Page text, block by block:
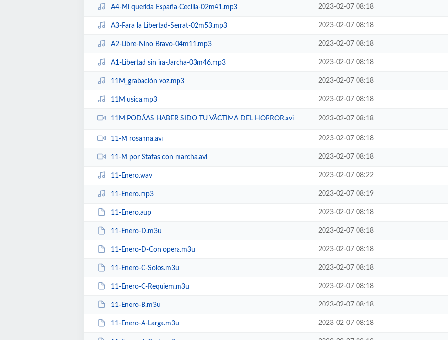
A4-Mi querida España-Cecilia-02m41.mp3 2023-02-07 08:18
A3-Para la Libertad-Serrat-02m53.mp3 2023-02-07 08:18
A2-Libre-Nino Bravo-04m11.mp3 2023-02-07 08:18
A1-Libertad sin ira-Jarcha-03m46.mp3 2023-02-07 08:18
11M_grabación voz.mp3 2023-02-07 08:18
11M usica.mp3 2023-02-07 08:18
11M PODÃAS HABER SIDO TU VÃCTIMA DEL HORROR.avi 2023-02-07 08:18
11-M rosanna.avi 2023-02-07 08:18
11-M por Stafas con marcha.avi 2023-02-07 08:18
11-Enero.wav 2023-02-07 08:22
11-Enero.mp3 2023-02-07 08:19
11-Enero.aup 2023-02-07 08:18
11-Enero-D.m3u 2023-02-07 08:18
11-Enero-D-Con opera.m3u 2023-02-07 08:18
11-Enero-C-Solos.m3u 2023-02-07 08:18
11-Enero-C-Requiem.m3u 2023-02-07 08:18
11-Enero-B.m3u 2023-02-07 08:18
11-Enero-A-Larga.m3u 2023-02-07 08:18